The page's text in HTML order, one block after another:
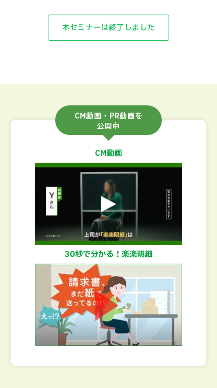
本セミナーは終了しました
CM動画・PR動画を
公開中
CM動画
30秒で分かる！楽楽明細